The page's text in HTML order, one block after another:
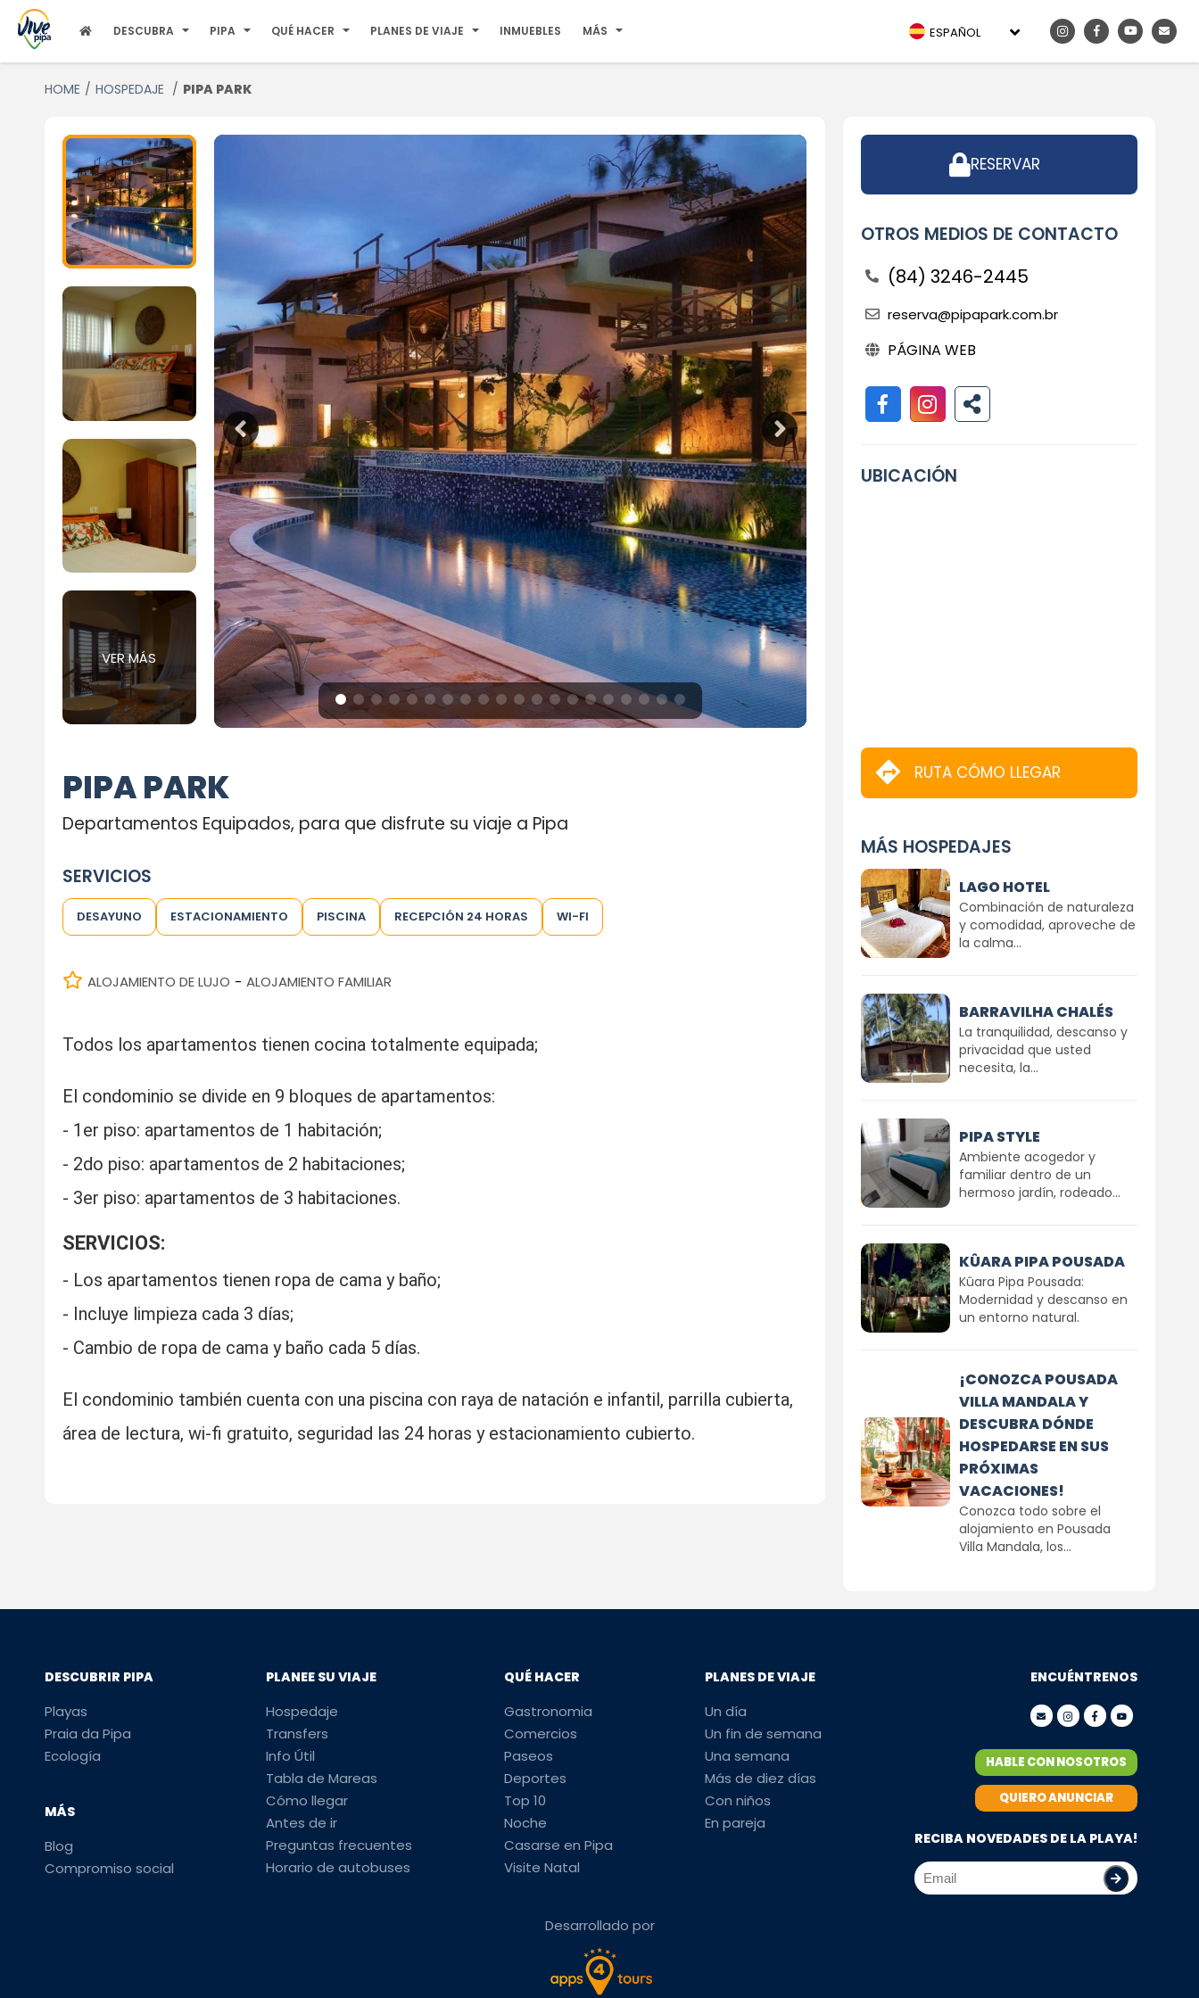
DESCUBRA PIPA QUÉ HACER PLANES DE VIAJE INMUEBLES MÁS ESPAÑOL
HOME HOSPEDAJE PIPA PARK
VER MÁS
PIPA PARK
Departamentos Equipados, para que disfrute su viaje a Pipa
SERVICIOS
DESAYUNO ESTACIONAMIENTO PISCINA RECEPCIÓN 24 HORAS WI-FI
ALOJAMIENTO DE LUJO - ALOJAMIENTO FAMILIAR
Todos los apartamentos tienen cocina totalmente equipada;
El condominio se divide en 9 bloques de apartamentos:
- 1er piso: apartamentos de 1 habitación;
- 2do piso: apartamentos de 2 habitaciones;
- 3er piso: apartamentos de 3 habitaciones.
SERVICIOS:
- Los apartamentos tienen ropa de cama y baño;
- Incluye limpieza cada 3 días;
- Cambio de ropa de cama y baño cada 5 días.
El condominio también cuenta con una piscina con raya de natación e infantil, parrilla cubierta,
área de lectura, wi-fi gratuito, seguridad las 24 horas y estacionamiento cubierto.
RESERVAR
OTROS MEDIOS DE CONTACTO
(84) 3246-2445
reserva@pipapark.com.br
PÁGINA WEB
UBICACIÓN
RUTA CÓMO LLEGAR
MÁS HOSPEDAJES
LAGO HOTEL
Combinación de naturaleza
y comodidad, aproveche de
la calma...
BARRAVILHA CHALÉS
La tranquilidad, descanso y
privacidad que usted
necesita, la...
PIPA STYLE
Ambiente acogedor y
familiar dentro de un
hermoso jardín, rodeado...
KÛARA PIPA POUSADA
Kûara Pipa Pousada:
Modernidad y descanso en
un entorno natural.
¡CONOZCA POUSADA
VILLA MANDALA Y
DESCUBRA DÓNDE
HOSPEDARSE EN SUS
PRÓXIMAS
VACACIONES!
Conozca todo sobre el
alojamiento en Pousada
Villa Mandala, los...
DESCUBRIR PIPA
Playas
Praia da Pipa
Ecología
MÁS
Blog
Compromiso social
PLANEE SU VIAJE
Hospedaje
Transfers
Info Útil
Tabla de Mareas
Cómo llegar
Antes de ir
Preguntas frecuentes
Horario de autobuses
QUÉ HACER
Gastronomia
Comercios
Paseos
Deportes
Top 10
Noche
Casarse en Pipa
Visite Natal
PLANES DE VIAJE
Un día
Un fin de semana
Una semana
Más de diez días
Con niños
En pareja
ENCUÉNTRENOS
HABLE CON NOSOTROS
QUIERO ANUNCIAR
RECIBA NOVEDADES DE LA PLAYA!
Desarrollado por